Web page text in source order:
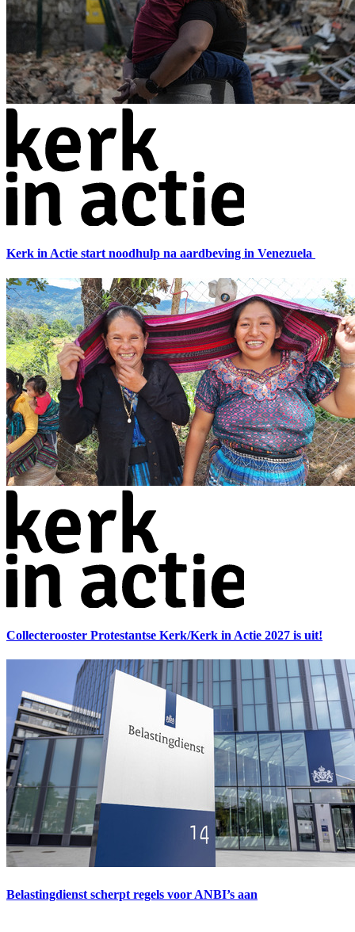
Kerk in Actie start noodhulp na aardbeving in Venezuela
Collecterooster Protestantse Kerk/Kerk in Actie 2027 is uit!
Belastingdienst scherpt regels voor ANBI’s aan